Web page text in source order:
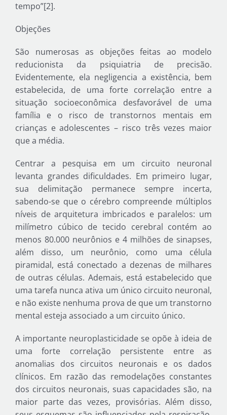
tempo”[2].
Objeções
São numerosas as objeções feitas ao modelo
reducionista da psiquiatria de precisão.
Evidentemente, ela negligencia a existência, bem
estabelecida, de uma forte correlação entre a
situação socioeconômica desfavorável de uma
família e o risco de transtornos mentais em
crianças e adolescentes – risco três vezes maior
que a média.
Centrar a pesquisa em um circuito neuronal
levanta grandes dificuldades. Em primeiro lugar,
sua delimitação permanece sempre incerta,
sabendo-se que o cérebro compreende múltiplos
níveis de arquitetura imbricados e paralelos: um
milímetro cúbico de tecido cerebral contém ao
menos 80.000 neurônios e 4 milhões de sinapses,
além disso, um neurônio, como uma célula
piramidal, está conectado a dezenas de milhares
de outras células. Ademais, está estabelecido que
uma tarefa nunca ativa um único circuito neuronal,
e não existe nenhuma prova de que um transtorno
mental esteja associado a um circuito único.
A importante neuroplasticidade se opõe à ideia de
uma forte correlação persistente entre as
anomalias dos circuitos neuronais e os dados
clínicos. Em razão das remodelações constantes
dos circuitos neuronais, suas capacidades são, na
maior parte das vezes, provisórias. Além disso,